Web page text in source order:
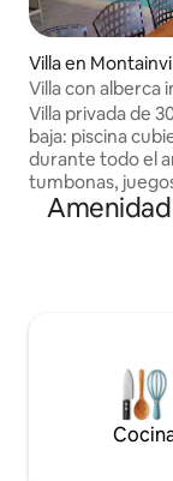
Villa en
Villa con alberca
cerca de
Villa privada de
baja: piscina
durante todo el
tumbonas,
americana
dormitorios,
ducha italiana,
Exterior: terraza
(muebles de
mesa de ping
trampolín,